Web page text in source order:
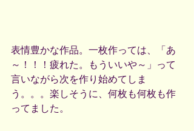
表情豊かな作品。一枚作っては、「あ
～！！！疲れた。もういいや～」って
言いながら次を作り始めてしま
う。。。楽しそうに、何枚も何枚も作
ってました。